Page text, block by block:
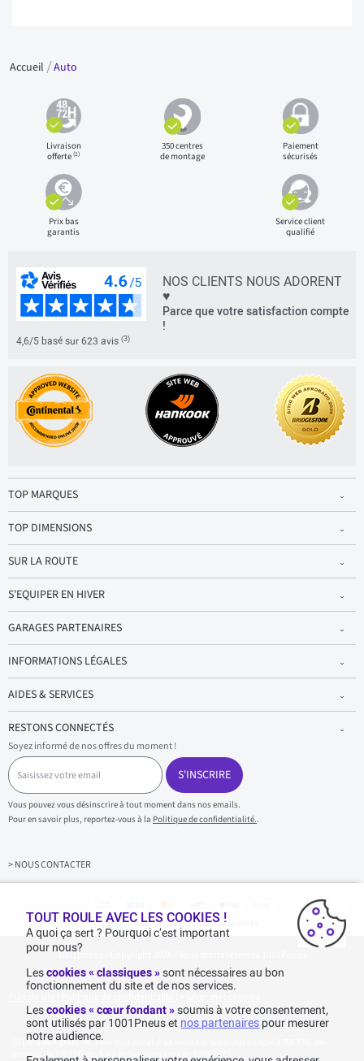
Accueil Auto
Livraison
offerte(1)
350 centres
de montage
Paiement
sécurisés
Prix bas
garantis
Service client
qualifié
NOS CLIENTS NOUS ADORENT
♥
Parce que votre satisfaction compte
!
4,6/5 basé sur 623 avis (3)
TOP MARQUES
TOP DIMENSIONS
SUR LA ROUTE
S'EQUIPER EN HIVER
GARAGES PARTENAIRES
INFORMATIONS LÉGALES
AIDES & SERVICES
RESTONS CONNECTÉS
Soyez informé de nos offres du moment !
S
a
i
s
i
s
z
v
S'INSCRIRE
Vous pouvez vous désinscrire à tout moment dans nos emails.
Pour en savoir plus, reportez-vous à la Politique de confidentialité..
> NOUS CONTACTER
Achats & paiements 100% sécurisés
1001pneus - Copyright 2026 - Tous droits réservés 1001Pneus
Livraison gratuite : pour tout achat d'un montant supérieur ou égal à 70€ TTC (en-
dessous de 70€ TTC, les frais de livraison sont de 7,90€ TTC).
TOUT ROULE AVEC LES COOKIES !
A quoi ça sert ? Pourquoi c’est important
pour nous?
Lescookies « classiques »sont nécessaires au bon
fonctionnement du site et de nos services.
Lescookies « cœur fondant » soumis à votre consentement,
sont utilisés par 1001Pneus et nos partenaires pour mesurer
notre audience.